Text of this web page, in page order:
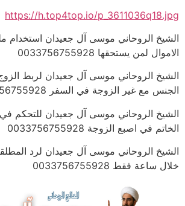
https://h.top4top.io/p_3611036q18.jpg
الشيخ الروحاني موسى آل جعيدان استخدام
الاموال لمن يستحقها 0033756755928
الشيخ الروحاني موسى آل جعيدان لربط
الجنس مع غير الزوجة في السفر 0033756755928
الشيخ الروحاني موسى آل جعيدان للتحكم
الخاتم في اصبع الزوجة 0033756755928
الشيخ الروحاني موسى آل جعيدان لرد
خلال ساعة فقط 0033756755928